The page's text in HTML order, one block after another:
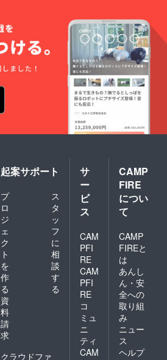
起案サポート
プ
ロ
ジ
ェ
ク
ト
を
作
る
ス
タ
ッ
フ
に
相
談
す
る
資
料
請
求
クラウドファ
サ
ー
ビ
ス
CAM
PFI
RE
CAM
PFI
RE
コ
ミュ
ニ
ティ
CAM
CAMP
FIRE
につい
て
CAMP
FIREと
は
あんし
ん・安
全への
取り組
み
ニュー
ス
ヘルプ